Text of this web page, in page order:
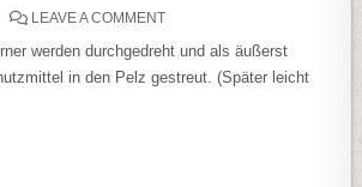
LEAVE A COMMENTON GEBRAUCHTE
werden durchgedreht und als äußerst
in den Pelz gestreut. (Später leicht